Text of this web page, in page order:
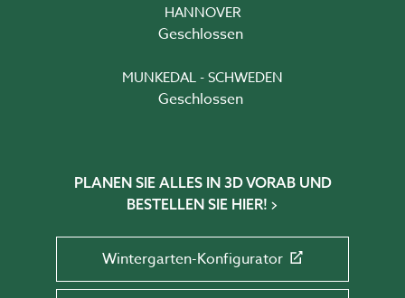
HANNOVER
Geschlossen
MUNKEDAL - SCHWEDEN
Geschlossen
PLANEN SIE ALLES IN 3D VORAB UND
BESTELLEN SIE HIER!
Wintergarten-Konfigurator